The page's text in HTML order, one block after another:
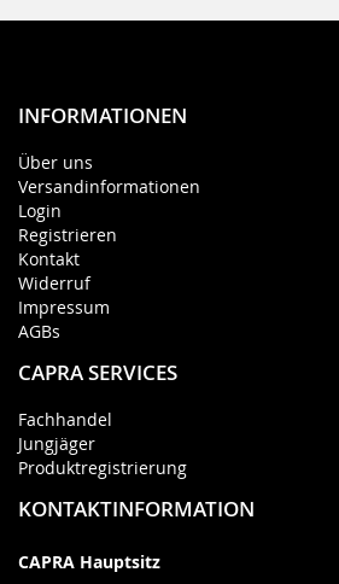
INFORMATIONEN
Über uns
Versandinformationen
Login
Registrieren
Kontakt
Widerruf
Impressum
AGBs
CAPRA SERVICES
Fachhandel
Jungjäger
Produktregistrierung
KONTAKTINFORMATION
CAPRA Hauptsitz